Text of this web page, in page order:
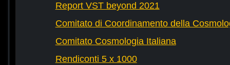
Report VST beyond 2021
Comitato di Coordinamento della
Comitato Cosmologia Italiana
Rendiconti 5 x 1000